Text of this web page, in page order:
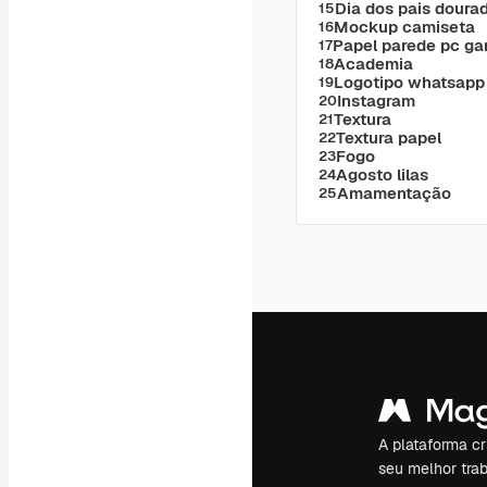
15Dia dos pais
16Mockup camiseta
17Papel parede pc
18Academia
19Logotipo
20Instagram
21Textura
22Textura papel
23Fogo
24Agosto lilas
25Amamentação
A plataforma
seu melhor